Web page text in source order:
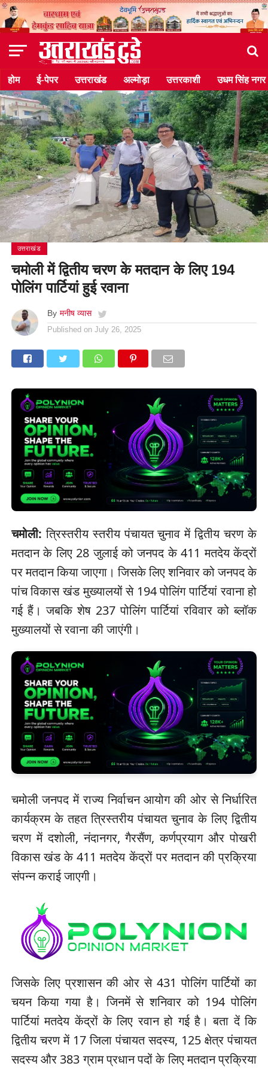
होम ई-पेपर उत्तराखंड अल्मोड़ा उत्तरकाशी उधम सिंह नगर
उत्तराखंड
चमोली में द्वितीय चरण के मतदान के लिए 194
पोलिंग पार्टियां हुई रवाना
By मनीष व्यास
Published on July 26, 2025
चमोली: त्रिस्तरीय स्तरीय पंचायत चुनाव में द्वितीय चरण के
मतदान के लिए 28 जुलाई को जनपद के 411 मतदेय केंद्रों
पर मतदान किया जाएगा। जिसके लिए शनिवार को जनपद के
पांच विकास खंड मुख्यालयों से 194 पोलिंग पार्टियां रवाना हो
गई हैं। जबकि शेष 237 पोलिंग पार्टियां रविवार को ब्लॉक
मुख्यालयों से रवाना की जाएंगी।
चमोली जनपद में राज्य निर्वाचन आयोग की ओर से निर्धारित
कार्यक्रम के तहत त्रिस्तरीय पंचायत चुनाव के लिए द्वितीय
चरण में दशोली, नंदानगर, गैरसैंण, कर्णप्रयाग और पोखरी
विकास खंड के 411 मतदेय केंद्रों पर मतदान की प्रक्रिया
संपन्न कराई जाएगी।
जिसके लिए प्रशासन की ओर से 431 पोलिंग पार्टियों का
चयन किया गया है। जिनमें से शनिवार को 194 पोलिंग
पार्टियां मतदेय केंद्रों के लिए रवान हो गई है। बता दें कि
द्वितीय चरण में 17 जिला पंचायत सदस्य, 125 क्षेत्र पंचायत
सदस्य और 383 ग्राम प्रधान पदों के लिए मतदान प्रक्रिया